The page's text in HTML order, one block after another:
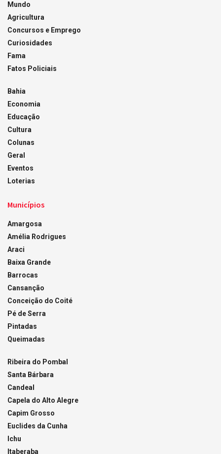
Mundo
Agricultura
Concursos e Emprego
Curiosidades
Fama
Fatos Policiais
Bahia
Economia
Educação
Cultura
Colunas
Geral
Eventos
Loterias
Municípios
Amargosa
Amélia Rodrigues
Araci
Baixa Grande
Barrocas
Cansanção
Conceição do Coité
Pé de Serra
Pintadas
Queimadas
Ribeira do Pombal
Santa Bárbara
Candeal
Capela do Alto Alegre
Capim Grosso
Euclides da Cunha
Ichu
Itaberaba